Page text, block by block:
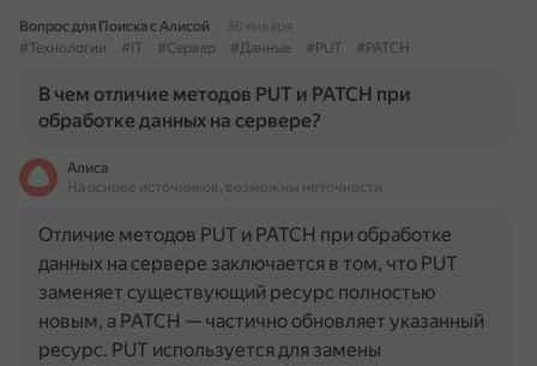
Вопрос для Поиска с Алисой
30 января
#Технологии
#IT #Сервер #Данные #PUT #PATCH
В чем отличие методов PUT и PATCH при
обработке данных на сервере?
Алиса
На основе источников, возможны неточности
Отличие методов PUT и PATCH при обработке
данных на сервере заключается в том, что PUT
заменяет существующий ресурс полностью
новым, а PATCH — частично обновляет указанный
ресурс. PUT используется для замены